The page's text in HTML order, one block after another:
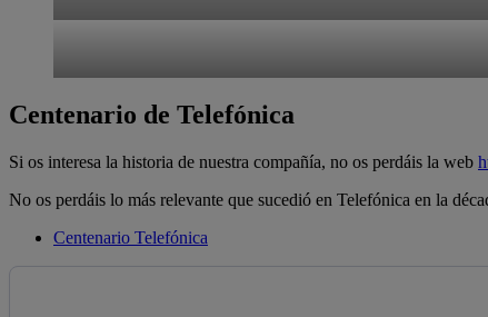
Centenario de Telefónica
Si os interesa la historia de nuestra compañía, no os perdáis la web
No os perdáis lo más relevante que sucedió en Telefónica en la
Centenario Telefónica